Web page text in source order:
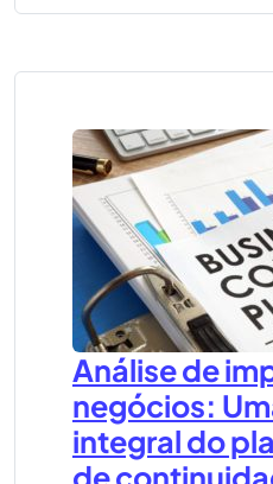
Análise de
negócios:
integral do